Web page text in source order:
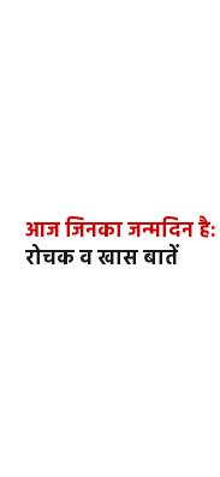
आज जिनका जन्मदिन है:
रोचक व खास बातें